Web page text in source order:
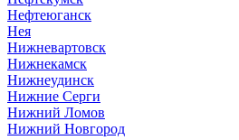
Нефтеюганск
Нея
Нижневартовск
Нижнекамск
Нижнеудинск
Нижние Серги
Нижний Ломов
Нижний Новгород